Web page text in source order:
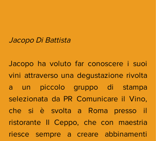
Jacopo Di Battista
Jacopo ha voluto far conoscere i suoi
vini attraverso una degustazione rivolta
a un piccolo gruppo di stampa
selezionata da PR Comunicare il Vino,
che si è svolta a Roma presso il
ristorante Il Ceppo, che con maestria
riesce sempre a creare abbinamenti